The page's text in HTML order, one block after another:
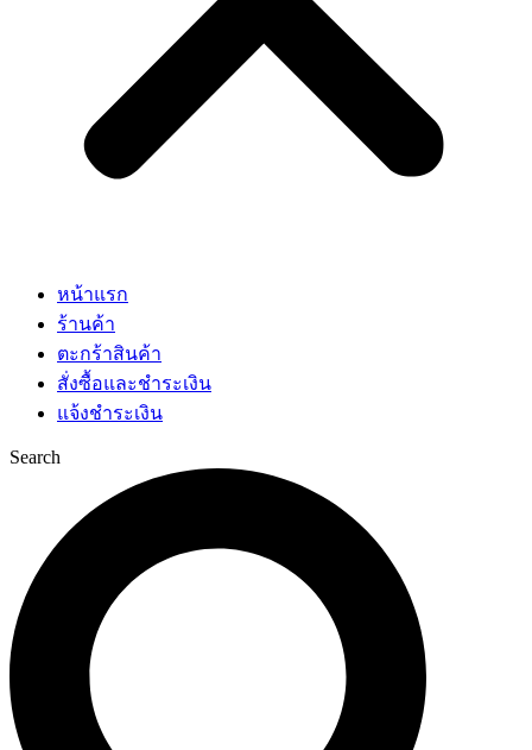
หน้าแรก
ร้านค้า
ตะกร้าสินค้า
สั่งซื้อและชำระเงิน
แจ้งชำระเงิน
Search